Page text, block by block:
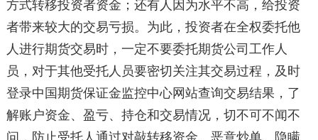
方式转移投资者资金；还有人因为水平不高，给投资
者带来较大的交易亏损。为此，投资者在全权委托他
人进行期货交易时，一定不要委托期货公司工作人
员，对于其他受托人员要密切关注其交易过程，及时
登录中国期货保证金监控中心网站查询交易结果，了
解账户资金、盈亏、持仓和交易情况，切不可不闻不
问，防止受托人通过对敲转移资金、恶意炒单、隐瞒